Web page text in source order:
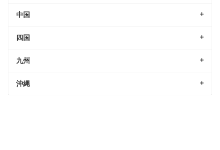
中国
四国
九州
沖縄